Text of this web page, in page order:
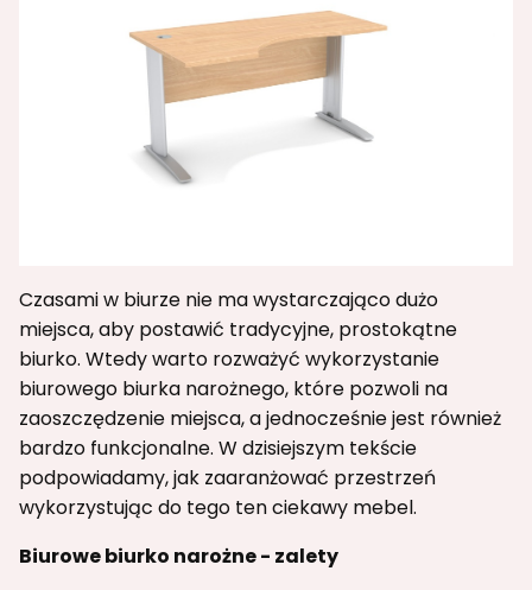
Czasami w biurze nie ma wystarczająco dużo
miejsca, aby postawić tradycyjne, prostokątne
biurko. Wtedy warto rozważyć wykorzystanie
biurowego biurka narożnego, które pozwoli na
zaoszczędzenie miejsca, a jednocześnie jest również
bardzo funkcjonalne. W dzisiejszym tekście
podpowiadamy, jak zaaranżować przestrzeń
wykorzystując do tego ten ciekawy mebel.
Biurowe biurko narożne - zalety